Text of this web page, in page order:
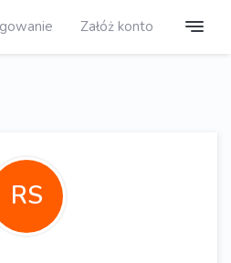
Załóż konto
RS